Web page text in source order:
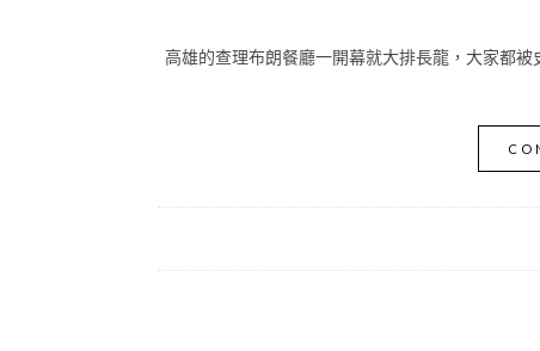
高雄的查理布朗餐廳一開幕就大排長龍，大家都